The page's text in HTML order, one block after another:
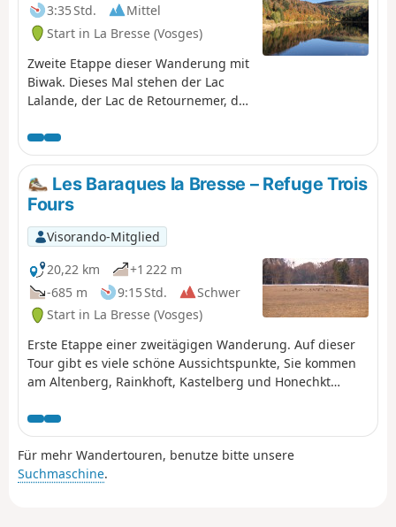
3:35 Std.
Mittel
Start in La Bresse (Vosges)
Zweite Etappe dieser Wanderung mit
Biwak. Dieses Mal stehen der Lac
Lalande, der Lac de Retournemer, der
und der Wasserfall Cascade de
Retournemer auf Ihrem Programm,
wo Sie wunderschöne Farben
entdecken können.
Les Baraques la Bresse – Refuge Trois
Fours
Visorando-Mitglied
20,22 km
+1 222 m
-685 m
9:15 Std.
Schwer
Start in La Bresse (Vosges)
Erste Etappe einer zweitägigen Wanderung. Auf dieser
Tour gibt es viele schöne Aussichtspunkte, Sie kommen
am Altenberg, Rainkhoft, Kastelberg und Honechkt
Gämsen am Ziel.
Für mehr Wandertouren, benutze bitte unsere
Suchmaschine.